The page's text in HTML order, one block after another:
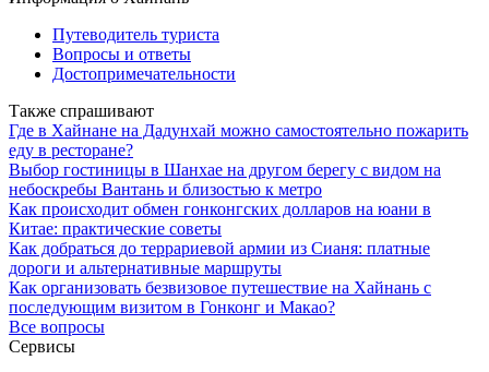
Путеводитель туриста
Вопросы и ответы
Достопримечательности
Также спрашивают
Где в Хайнане на Дадунхай можно самостоятельно пожарить
еду в ресторане?
Выбор гостиницы в Шанхае на другом берегу с видом на
небоскребы Вантань и близостью к метро
Как происходит обмен гонконгских долларов на юани в
Китае: практические советы
Как добраться до террариевой армии из Сианя: платные
дороги и альтернативные маршруты
Как организовать безвизовое путешествие на Хайнань с
последующим визитом в Гонконг и Макао?
Все вопросы
Сервисы